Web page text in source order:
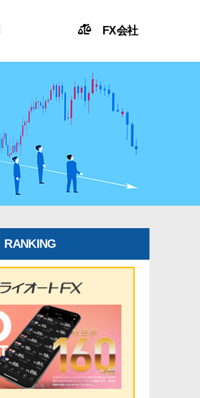
FX会社
RANKING